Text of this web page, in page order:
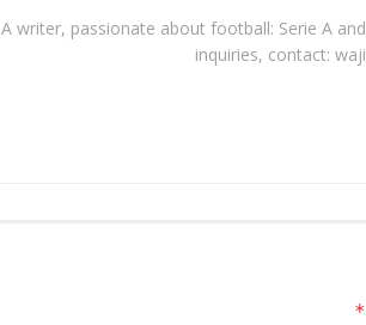
A writer, passionate about football: Serie A
inquiries, contact:
*